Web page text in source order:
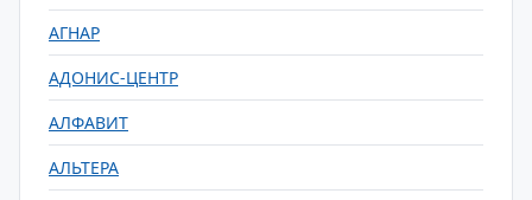
АГНАР
АДОНИС-ЦЕНТР
АЛФАВИТ
АЛЬТЕРА